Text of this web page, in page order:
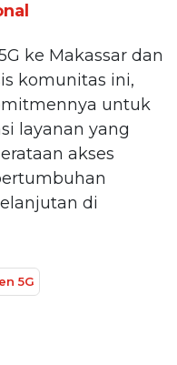
ke Makassar dan
komunitas ini,
untuk
layanan yang
akses
di
5G